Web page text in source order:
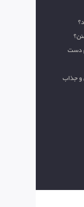
دست
و جذاب